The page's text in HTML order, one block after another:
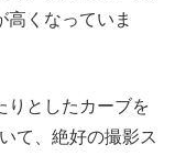
高くなっていま
りとしたカーブを
て、絶好の撮影ス